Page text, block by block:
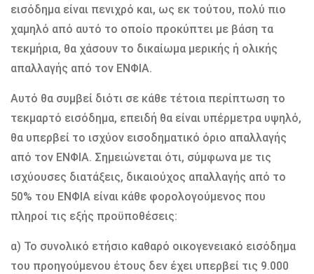
εισόδημα είναι πενιχρό και, ως εκ τούτου, πολύ πιο
χαμηλό από αυτό το οποίο προκύπτει με βάση τα
τεκμήρια, θα χάσουν το δικαίωμα μερικής ή ολικής
απαλλαγής από τον ΕΝΦΙΑ.
Αυτό θα συμβεί διότι σε κάθε τέτοια περίπτωση το
τεκμαρτό εισόδημα, επειδή θα είναι υπέρμετρα υψηλό,
θα υπερβεί το ισχύον εισοδηματικό όριο απαλλαγής
από τον ΕΝΦΙΑ. Σημειώνεται ότι, σύμφωνα με τις
ισχύουσες διατάξεις, δικαιούχος απαλλαγής από το
50% του ΕΝΦΙΑ είναι κάθε φορολογούμενος που
πληροί τις εξής προϋποθέσεις:
α) Το συνολικό ετήσιο καθαρό οικογενειακό εισόδημα
του προηγούμενου έτους δεν έχει υπερβεί τις 9.000